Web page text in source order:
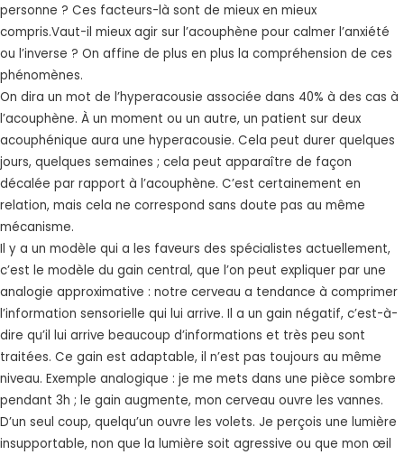
personne ? Ces facteurs-là sont de mieux en mieux
compris.Vaut-il mieux agir sur l’acouphène pour calmer l’anxiété
ou l’inverse ? On affine de plus en plus la compréhension de ces
phénomènes.
On dira un mot de l’hyperacousie associée dans 40% à des cas à
l’acouphène. À un moment ou un autre, un patient sur deux
acouphénique aura une hyperacousie. Cela peut durer quelques
jours, quelques semaines ; cela peut apparaître de façon
décalée par rapport à l’acouphène. C’est certainement en
relation, mais cela ne correspond sans doute pas au même
mécanisme.
Il y a un modèle qui a les faveurs des spécialistes actuellement,
c’est le modèle du gain central, que l’on peut expliquer par une
analogie approximative : notre cerveau a tendance à comprimer
l’information sensorielle qui lui arrive. Il a un gain négatif, c’est-à-
dire qu’il lui arrive beaucoup d’informations et très peu sont
traitées. Ce gain est adaptable, il n’est pas toujours au même
niveau. Exemple analogique : je me mets dans une pièce sombre
pendant 3h ; le gain augmente, mon cerveau ouvre les vannes.
D’un seul coup, quelqu’un ouvre les volets. Je perçois une lumière
insupportable, non que la lumière soit agressive ou que mon œil